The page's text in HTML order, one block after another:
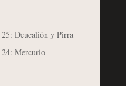
Deucalión y Pirra
Mercurio